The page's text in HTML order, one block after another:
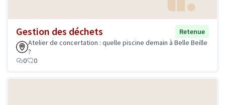
Gestion des déchets
Retenue
Atelier de concertation : quelle piscine demain à Belle Beille
?
0
0